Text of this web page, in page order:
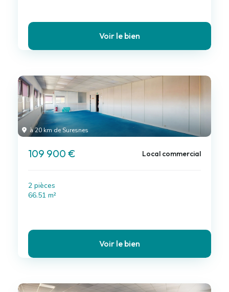
Voir le bien
à 20 km de Suresnes
109 900 € Local commercial
2 pièces
66.51 m²
Voir le bien